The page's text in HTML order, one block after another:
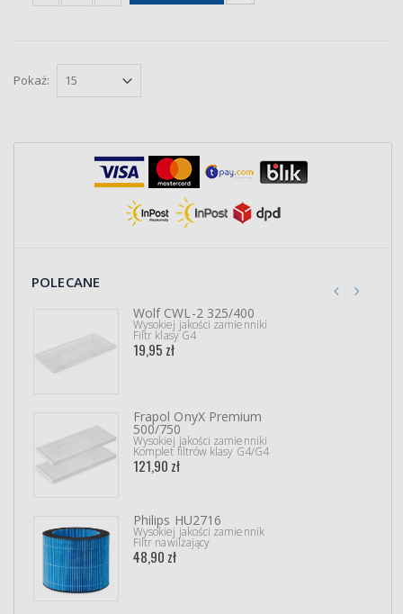
Pokaż:
POLECANE
Wolf CWL-2 325/400
Wysokiej jakości zamienniki
Filtr klasy G4
19,95 zł
Frapol OnyX Premium
500/750
Wysokiej jakości zamienniki
Komplet filtrów klasy G4/G4
121,90 zł
Philips HU2716
Wysokiej jakości zamiennik
Filtr nawilżający
48,90 zł